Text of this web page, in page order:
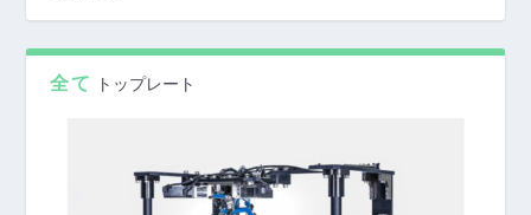
全て トップレート